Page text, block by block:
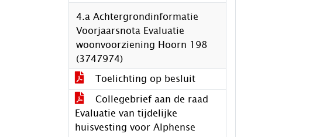
4.a Achtergrondinformatie
Voorjaarsnota Evaluatie
woonvoorziening Hoorn 198
(3747974)
Toelichting op besluit
Collegebrief aan de raad
Evaluatie van tijdelijke
huisvesting voor Alphense